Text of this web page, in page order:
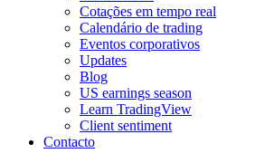
Cotações em tempo real
Calendário de trading
Eventos corporativos
Updates
Blog
US earnings season
Learn TradingView
Client sentiment
Contacto